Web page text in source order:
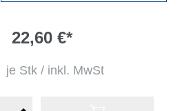
22,60 €*
je Stk / inkl. MwSt